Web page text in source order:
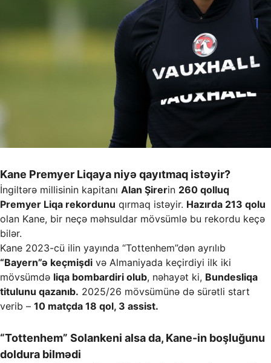
Kane Premyer Liqaya niyə qayıtmaq istəyir?
İngiltərə millisinin kapitanı Alan Şirerin 260 qolluq
Premyer Liqa rekordunu qırmaq istəyir. Hazırda 213 qolu
olan Kane, bir neçə məhsuldar mövsümlə bu rekordu keçə
bilər.
Kane 2023-cü ilin yayında “Tottenhem”dən ayrılıb
“Bayern”ə keçmişdi və Almaniyada keçirdiyi ilk iki
mövsümdə liqa bombardiri olub, nəhayət ki, Bundesliqa
titulunu qazanıb. 2025/26 mövsümünə də sürətli start
verib – 10 matçda 18 qol, 3 assist.
“Tottenhem” Solankeni alsa da, Kane-in boşluğunu
doldura bilmədi